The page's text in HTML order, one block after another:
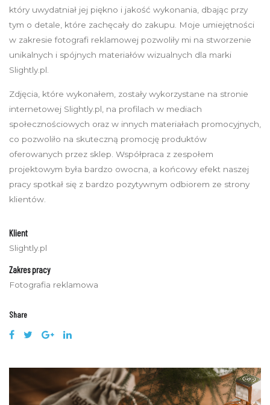
który uwydatniał jej piękno i jakość wykonania, dbając przy
tym o detale, które zachęcały do zakupu. Moje umiejętności
w zakresie fotografi reklamowej pozwoliły mi na stworzenie
unikalnych i spójnych materiałów wizualnych dla marki
Slightly.pl.
Zdjęcia, które wykonałem, zostały wykorzystane na stronie
internetowej Slightly.pl, na profilach w mediach
społecznościowych oraz w innych materiałach promocyjnych,
co pozwoliło na skuteczną promocję produktów
oferowanych przez sklep. Współpraca z zespołem
projektowym była bardzo owocna, a końcowy efekt naszej
pracy spotkał się z bardzo pozytywnym odbiorem ze strony
klientów.
Klient
Slightly.pl
Zakres pracy
Fotografia reklamowa
Share